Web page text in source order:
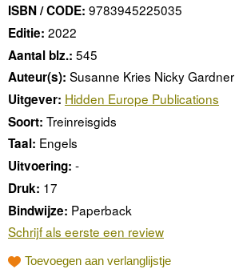
ISBN / CODE: 9783945225035
Editie: 2022
Aantal blz.: 545
Auteur(s): Susanne Kries Nicky Gardner
Uitgever: Hidden Europe Publications
Soort: Treinreisgids
Taal: Engels
Uitvoering: -
Druk: 17
Bindwijze: Paperback
Schrijf als eerste een review
Toevoegen aan verlanglijstje